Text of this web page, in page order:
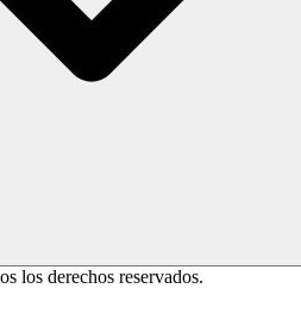
los derechos reservados.